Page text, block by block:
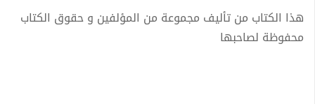
هذا الكتاب من تأليف مجموعة من المؤلفين و حقوق الكتاب
محفوظة لصاحبها